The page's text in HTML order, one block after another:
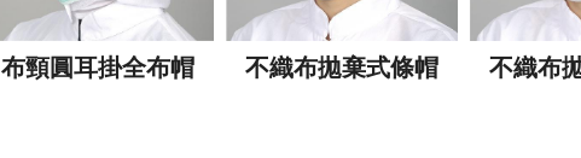
布頸圓耳掛全布帽 不織布拋棄式條帽 不織布